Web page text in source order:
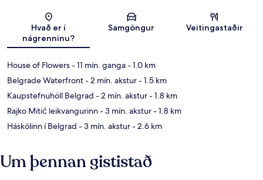
Kort
Hvað er í
nágrenninu?
Samgöngur Veitingastaðir
House of Flowers- 11 mín. ganga- 1.0 km
Belgrade Waterfront- 2 mín. akstur- 1.5 km
Kaupstefnuhöll Belgrad - 2 mín. akstur- 1.8 km
Rajko Mitić leikvangurinn- 3 mín. akstur- 1.8 km
Háskólinn í Belgrad - 3 mín. akstur- 2.6 km
Um þennan gististað